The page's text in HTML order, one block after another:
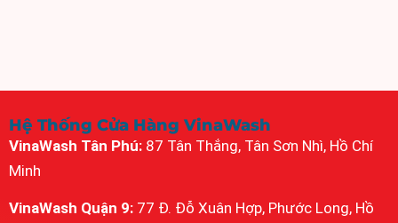
Hệ Thống Cửa Hàng VinaWash
VinaWash Tân Phú: 87 Tân Thắng, Tân Sơn Nhì, Hồ Chí
Minh
VinaWash Quận 9: 77 Đ. Đỗ Xuân Hợp, Phước Long, Hồ